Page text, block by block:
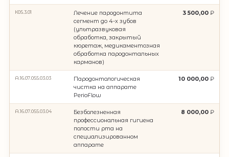
К05.3.01
Лечение пародонтита
сегмент до 4-х зубов
(ультразвуковая
обработка, закрытый
кюретаж, медикаментозная
обработка пародонтальных
карманов)
3 500,00
A.16.07.055.03.03
Пародонтологическая
чистка на аппарате
PerioFlow
10 000,00
A.16.07.055.03.04
Безболезненная
профессиональная гигиена
полости рта на
специализированном
аппарате
8 000,00